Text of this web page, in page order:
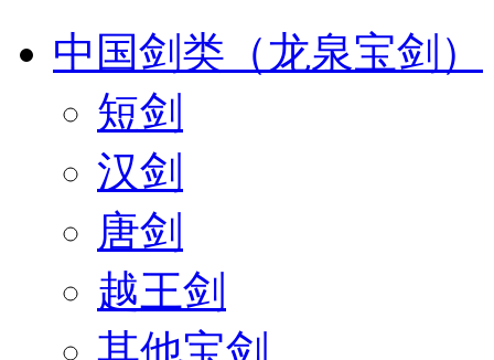
中国剑类（龙泉宝剑）
短剑
汉剑
唐剑
越王剑